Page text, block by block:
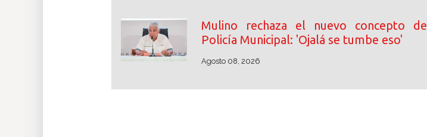
Mulino rechaza el nuevo concepto de
Policía Municipal: 'Ojalá se tumbe eso'
Agosto 08, 2026